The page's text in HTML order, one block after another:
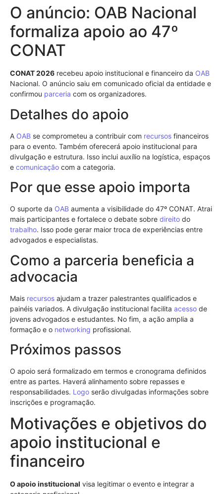
O anúncio: OAB Nacional
formaliza apoio ao 47º
CONAT
CONAT 2026 recebeu apoio institucional e financeiro da OAB
Nacional. O anúncio saiu em comunicado oficial da entidade e
confirmou parceria com os organizadores.
Detalhes do apoio
A OAB se comprometeu a contribuir com recursos financeiros
para o evento. Também oferecerá apoio institucional para
divulgação e estrutura. Isso inclui auxílio na logística, espaços
e comunicação com a categoria.
Por que esse apoio importa
O suporte da OAB aumenta a visibilidade do 47º CONAT. Atrai
mais participantes e fortalece o debate sobre direito do
trabalho. Isso pode gerar maior troca de experiências entre
advogados e especialistas.
Como a parceria beneficia a
advocacia
Mais recursos ajudam a trazer palestrantes qualificados e
painéis variados. A divulgação institucional facilita acesso de
jovens advogados e estudantes. No fim, a ação amplia a
formação e o networking profissional.
Próximos passos
O apoio será formalizado em termos e cronograma definidos
entre as partes. Haverá alinhamento sobre repasses e
responsabilidades. Logo serão divulgadas informações sobre
inscrições e programação.
Motivações e objetivos do
apoio institucional e
financeiro
O apoio institucional visa legitimar o evento e integrar a